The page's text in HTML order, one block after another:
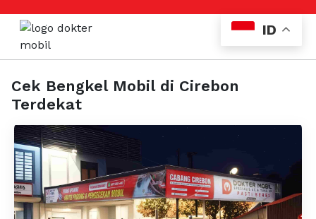
Cek Bengkel Mobil di Cirebon
Terdekat
ID